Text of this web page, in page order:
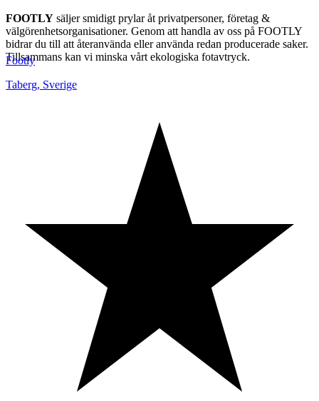
FOOTLY säljer smidigt prylar åt privatpersoner, företag &
välgörenhetsorganisationer. Genom att handla av oss på FOOTLY
bidrar du till att återanvända eller använda redan producerade saker.
Tillsammans kan vi minska vårt ekologiska fotavtryck.
Footly
Taberg, Sverige